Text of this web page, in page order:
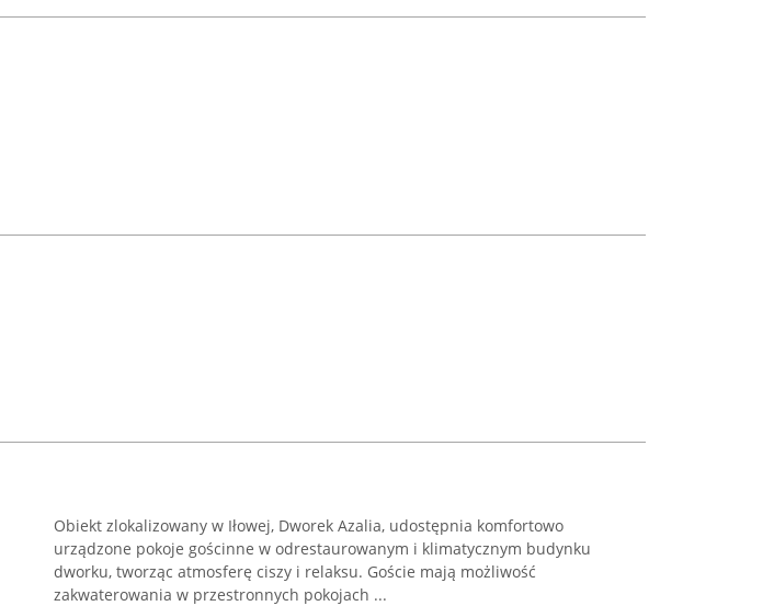
Obiekt zlokalizowany w Iłowej, Dworek Azalia, udostępnia komfortowo
urządzone pokoje gościnne w odrestaurowanym i klimatycznym budynku
dworku, tworząc atmosferę ciszy i relaksu. Goście mają możliwość
zakwaterowania w przestronnych pokojach ...